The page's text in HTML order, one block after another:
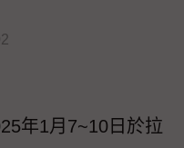
年1月7~10日於拉